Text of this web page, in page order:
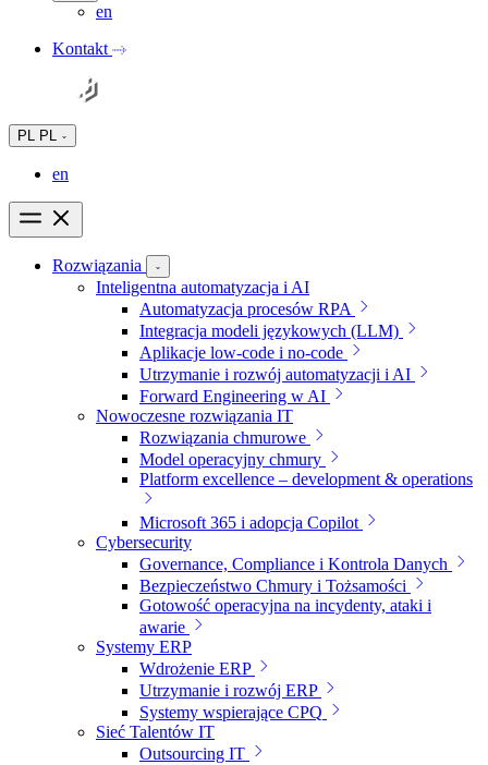
en
Kontakt
PL PL
en
Rozwiązania
Inteligentna automatyzacja i AI
Automatyzacja procesów RPA
Integracja modeli językowych (LLM)
Aplikacje low-code i no-code
Utrzymanie i rozwój automatyzacji i AI
Forward Engineering w AI
Nowoczesne rozwiązania IT
Rozwiązania chmurowe
Model operacyjny chmury
Platform excellence – development & operations
Microsoft 365 i adopcja Copilot
Cybersecurity
Governance, Compliance i Kontrola Danych
Bezpieczeństwo Chmury i Tożsamości
Gotowość operacyjna na incydenty, ataki i
awarie
Systemy ERP
Wdrożenie ERP
Utrzymanie i rozwój ERP
Systemy wspierające CPQ
Sieć Talentów IT
Outsourcing IT